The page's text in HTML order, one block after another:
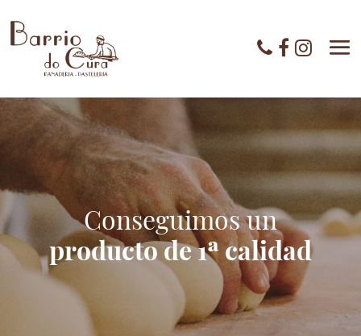
Conseguimos un
producto de 1ª calidad